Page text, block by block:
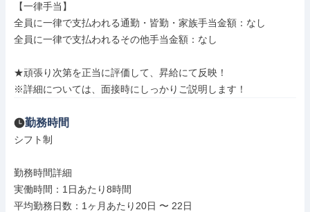
【一律手当】
全員に一律で支払われる通勤・皆勤・家族手当金額：なし
全員に一律で支払われるその他手当金額：なし
★頑張り次第を正当に評価して、昇給にて反映！
※詳細については、面接時にしっかりご説明します！
勤務時間
シフト制
勤務時間詳細
実働時間：1日あたり8時間
平均勤務日数：1ヶ月あたり20日 〜 22日